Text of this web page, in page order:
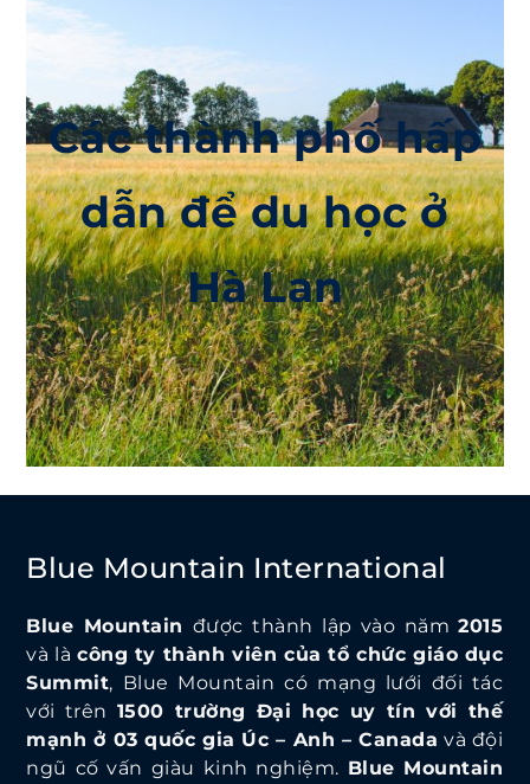
Các thành phố hấp
dẫn để du học ở
Hà Lan
Blue Mountain International
Blue Mountain được thành lập vào năm2015
và làcông ty thành viên của tổ chức giáo dục
Summit, Blue Mountain có mạng lưới đối tác
với trên 1500 trường Đại học uy tín với thế
mạnh ở 03 quốc gia Úc – Anh – Canada và đội
ngũ cố vấn giàu kinh nghiệm. Blue Mountain